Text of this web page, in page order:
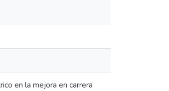
en la mejora en carrera